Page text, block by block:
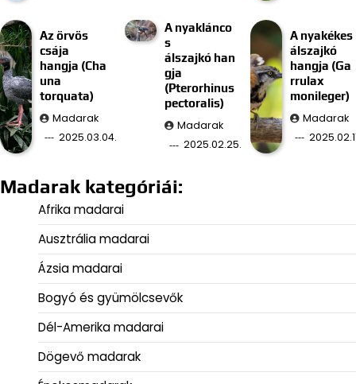
Az örvös
csája
hangja (Cha
una
torquata)
Madarak
2025.03.04.
A nyaklánco
s
álszajkó han
gja
(Pterorhinus
pectoralis)
Madarak
2025.02.25.
A nyakékes
álszajkó
hangja (Ga
rrulax
monileger)
Madarak
Madarak kategóriái:
Afrika madarai
Ausztrália madarai
Ázsia madarai
Bogyó és gyümölcsevők
Dél-Amerika madarai
Dögevő madarak